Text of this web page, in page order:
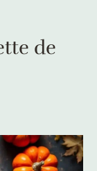
de